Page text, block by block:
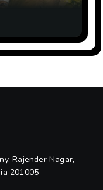
Rajender Nagar,
201005